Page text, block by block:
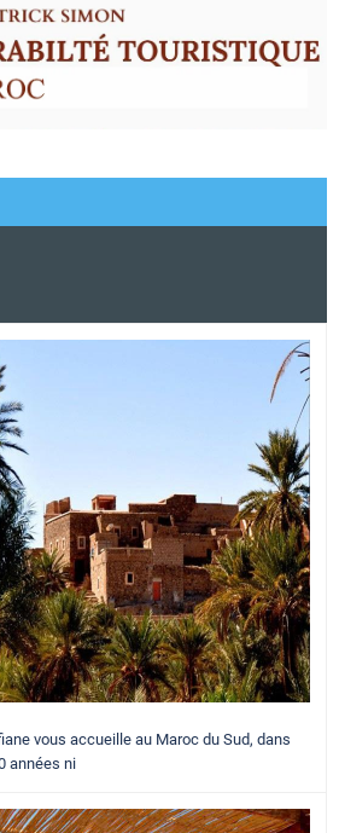
vous accueille au Maroc du Sud, dans
années ni